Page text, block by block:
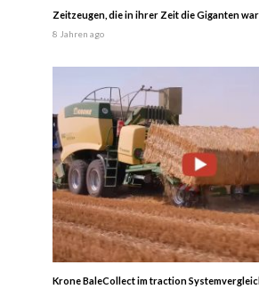
Zeitzeugen, die in ihrer Zeit die Giganten
8 Jahren ago
Krone BaleCollect im traction